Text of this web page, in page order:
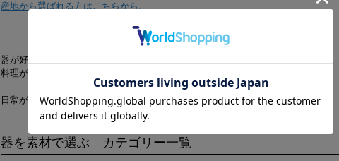
産地から選ばれる方はこちらから。
器が好きになると料理が好きになるかもしれない。
料理が好きになると誰かを喜ばせたくなる。
日常がさらにワクワクするかもしれません。
器を素材で選ぶ カテゴリー一覧